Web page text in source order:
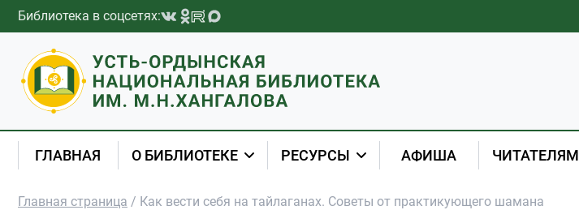
Перейти к содержимому
Библиотека в соцсетях:
ГЛАВНАЯ О БИБЛИОТЕКЕ РЕСУРСЫ АФИША ЧИТАТЕЛЯМ
Главная страница / Как вести себя на тайлаганах. Советы от практикующего шамана